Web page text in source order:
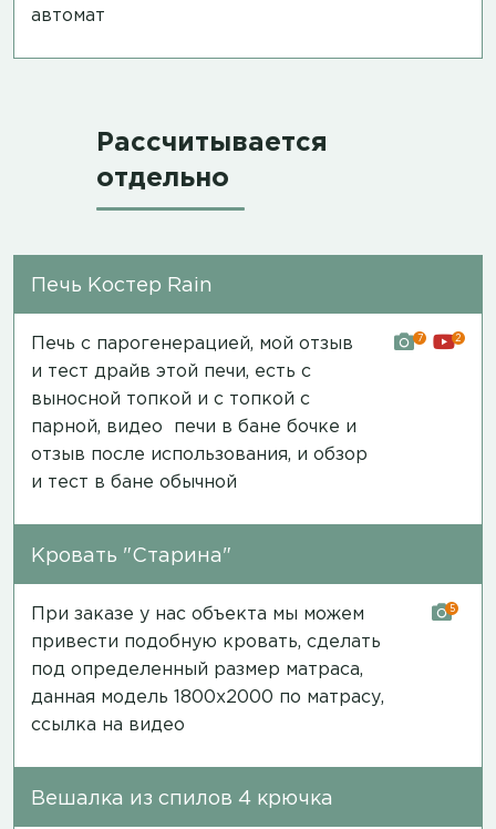
автомат
Рассчитывается
отдельно
Печь Костер Rain
Печь с парогенерацией, мой отзыв
и тест драйв этой печи, есть с
выносной топкой и с топкой с
парной, видео печи в бане бочке и
отзыв после использования, и обзор
и тест в бане обычной
7 2
Кровать "Старина"
При заказе у нас объекта мы можем
привести подобную кровать, сделать
под определенный размер матраса,
данная модель 1800х2000 по матрасу,
ссылка на видео
5
Вешалка из спилов 4 крючка